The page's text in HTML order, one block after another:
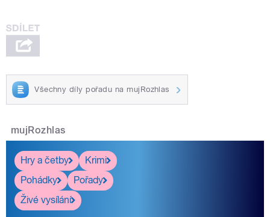
Všechny díly pořadu na mujRozhlas
mujRozhlas
Hry a četby
Krimi
Pohádky
Pořady
Živé vysílání